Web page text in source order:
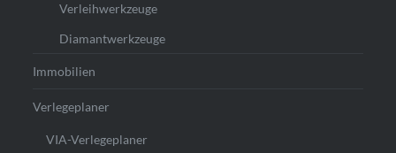
Verleihwerkzeuge
Diamantwerkzeuge
Immobilien
Verlegeplaner
VIA-Verlegeplaner